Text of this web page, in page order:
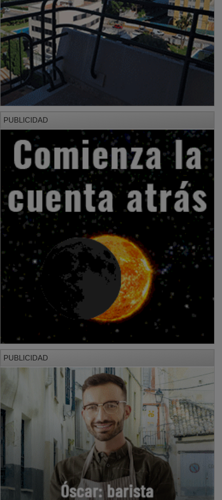
PUBLICIDAD
PUBLICIDAD